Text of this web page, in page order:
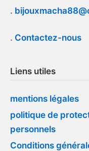
.
. Contactez-nous
Liens utiles
mentions légales
politique de
personnels
Conditions